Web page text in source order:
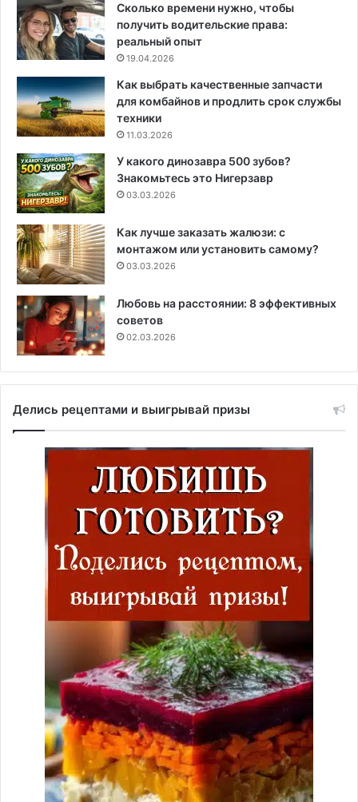
Сколько времени нужно, чтобы
получить водительские права:
реальный опыт
19.04.2026
Как выбрать качественные запчасти
для комбайнов и продлить срок службы
техники
11.03.2026
У какого динозавра 500 зубов?
Знакомьтесь это Нигерзавр
03.03.2026
Как лучше заказать жалюзи: с
монтажом или установить самому?
03.03.2026
Любовь на расстоянии: 8 эффективных
советов
02.03.2026
Делись рецептами и выигрывай призы